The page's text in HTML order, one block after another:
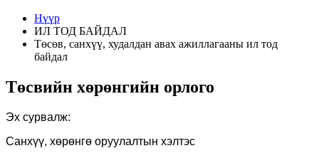
Нүүр
ИЛ ТОД БАЙДАЛ
Төсөв, санхүү, худалдан авах ажиллагааны ил тод
байдал
Төсвийн хөрөнгийн орлого
Эх сурвалж:
Санхүү, хөрөнгө оруулалтын хэлтэс